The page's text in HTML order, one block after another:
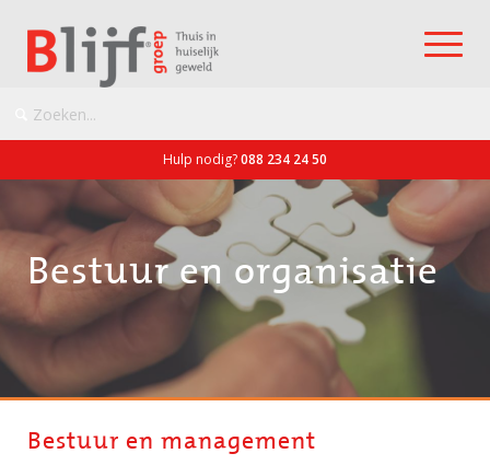
Hulp nodig?088 234 24 50
Bestuur en organisatie
Bestuur en management